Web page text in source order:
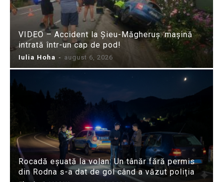
VIDEO – Accident la Șieu-Măgheruș: mașină
intrată într-un cap de pod!
Iulia Hoha - august 6, 2026
Rocadă eșuată la volan: Un tânăr fără permis
din Rodna s-a dat de gol când a văzut poliția